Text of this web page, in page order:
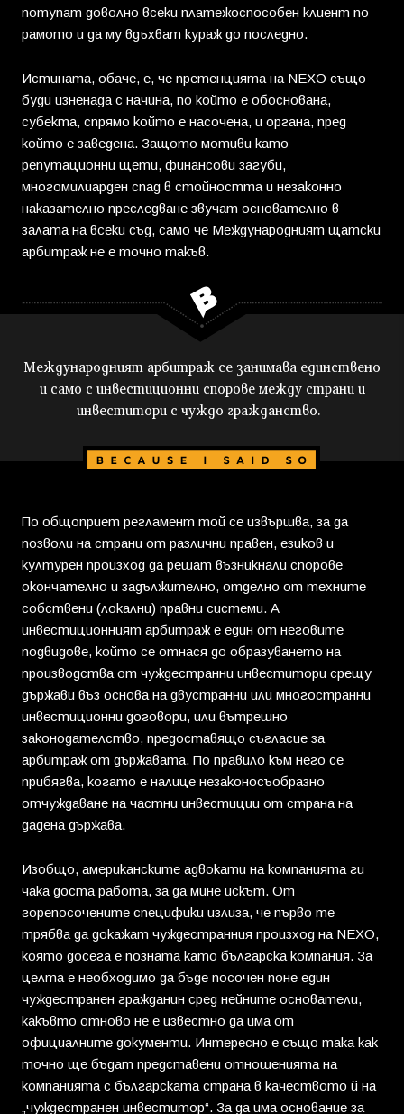
потупат доволно всеки платежоспособен клиент по
рамото и да му вдъхват кураж до последно.
Истината, обаче, е, че претенцията на NEXO също
буди изненада с начина, по който е обоснована,
субекта, спрямо който е насочена, и органа, пред
който е заведена. Защото мотиви като
репутационни щети, финансови загуби,
многомилиарден спад в стойността и незаконно
наказателно преследване звучат основателно в
залата на всеки съд, само че Международният щатски
арбитраж не е точно такъв.
Международният арбитраж се занимава единствено
и само с инвестиционни спорове между страни и
инвеститори с чуждо гражданство.
По общоприет регламент той се извършва, за да
позволи на страни от различни правен, езиков и
културен произход да решат възникнали спорове
окончателно и задължително, отделно от техните
собствени (локални) правни системи. А
инвестиционният арбитраж е един от неговите
подвидове, който се отнася до образуването на
производства от чуждестранни инвеститори срещу
държави въз основа на двустранни или многостранни
инвестиционни договори, или вътрешно
законодателство, предоставящо съгласие за
арбитраж от държавата. По правило към него се
прибягва, когато е налице незаконосъобразно
отчуждаване на частни инвестиции от страна на
дадена държава.
Изобщо, американските адвокати на компанията ги
чака доста работа, за да мине искът. От
горепосочените специфики излиза, че първо те
трябва да докажат чуждестранния произход на NEXO,
която досега е позната като българска компания. За
целта е необходимо да бъде посочен поне един
чуждестранен гражданин сред нейните основатели,
какъвто отново не е известно да има от
официалните документи. Интересно е също така как
точно ще бъдат представени отношенията на
компанията с българската страна в качеството й на
„чуждестранен инвеститор“. За да има основание за